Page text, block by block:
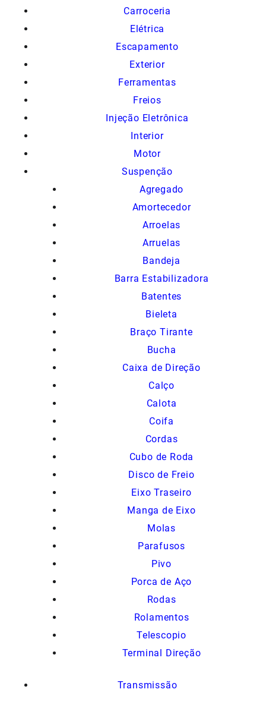
Carroceria
Elétrica
Escapamento
Exterior
Ferramentas
Freios
Injeção Eletrônica
Interior
Motor
Suspenção
Agregado
Amortecedor
Arroelas
Arruelas
Bandeja
Barra Estabilizadora
Batentes
Bieleta
Braço Tirante
Bucha
Caixa de Direção
Calço
Calota
Coifa
Cordas
Cubo de Roda
Disco de Freio
Eixo Traseiro
Manga de Eixo
Molas
Parafusos
Pivo
Porca de Aço
Rodas
Rolamentos
Telescopio
Terminal Direção
Transmissão